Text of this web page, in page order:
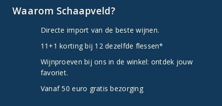
Waarom Schaapveld?
Directe import van de beste wijnen.
11+1 korting bij 12 dezelfde flessen*
Wijnproeven bij ons in de winkel: ontdek jouw
favoriet.
Vanaf 50 euro gratis bezorging